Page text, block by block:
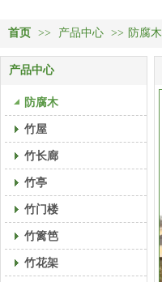
首页 >> 产品中心 >> 防腐木
产品中心
防腐木
竹屋
竹长廊
竹亭
竹门楼
竹篱笆
竹花架